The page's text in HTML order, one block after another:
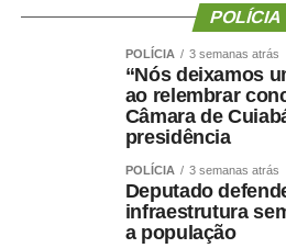
Uma perda de peso mal
significativa de massa muscular,
pessoas mais velhas,
muito restritivas ou a tratamentos
Mesmo com o avanço dos
POLÍCIA
POLÍCIA 3 semanas atrás
“Nós deixamos
ao relembrar
Câmara de
presidência
POLÍCIA 3 semanas atrás
Deputado
infraestrutura
a população